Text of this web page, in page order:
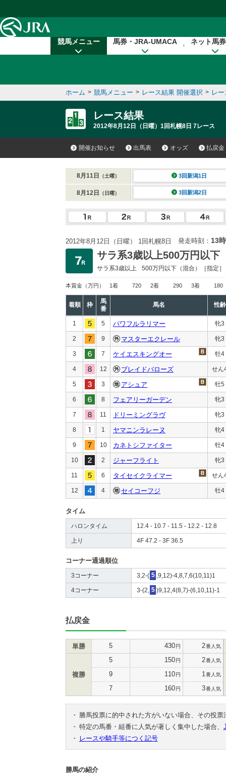
競馬メニュー 馬券・JRA-UMACA ネット馬
ホーム > 競馬メニュー > レース結果 開催選択 > レ
レース結果
2012年8月12日（日曜）1回札幌8日 7レース
開催お知らせ 出馬表 オッズ 払戻金
8月11日 （土曜） 3回新潟1日
8月12日 （日曜） 3回新潟2日
2012年8月12日（日曜） 1回札幌8日 発走時刻： 13
サラ系3歳以上500万円以下
サラ系3歳以上 500万円以下 （混合）［指定］
本賞金 （万円） 1着 720 2着 290 3着 180
着順 枠
馬
番
馬名 性齢
1 5 パワフルラリマー 牝3
2 9 マスターエクレール 牝3
3 7 ケイエスキングオー 牡4
4 12 ブレイドバローズ せん
5 3 アシュア 牡5
6 8 フェアリーガーデン 牝3
7 11 ドリーミングラヴ 牝3
8 1 ヤマニンラレーヌ 牝4
9 10 カネトシファイター 牡4
10 2 ジャーフライト 牝3
11 6 タイセイクライマー せん
12 4 セイコーフジ 牡4
タイム
ハロンタイム 12.4 - 10.7 - 11.5 - 12.2 - 12.8
上り 4F 47.2 - 3F 36.5
コーナー通過順位
3コーナー 3,2-( 5 ,9,12)-4,8,7,6(10,11)1
4コーナー 3-(2, 5 )9,12,4(8,7)-(6,10,11)-1
払戻金
単勝 5 430円 2番人気
複勝
5 150円 2番人気
9 110円 1 番人気
7 160円 3番人気
・
勝馬投票に的中された方がいない場合、その投
・ 特定の馬番・組番に人気が著しく集中した場合、
・
レースや騎手等につく記号
勝馬の紹介